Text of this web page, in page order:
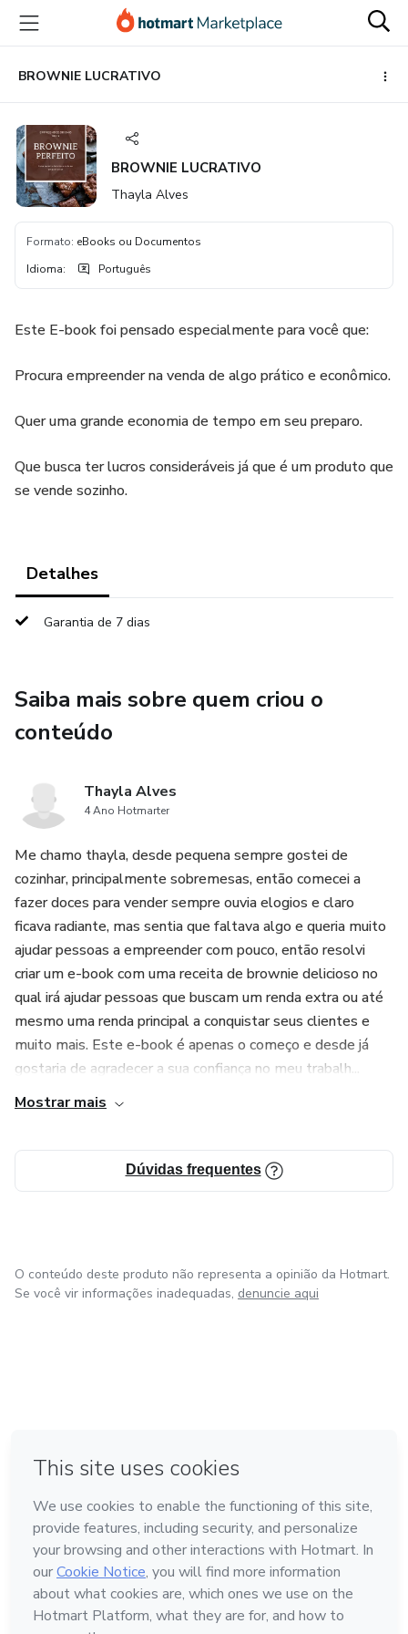
para
conteúdo
principal
para
pagamento
para
rodapé
BROWNIE LUCRATIVO
BROWNIE LUCRATIVO
Thayla Alves
Formato: eBooks ou Documentos
Idioma: Português
Este E-book foi pensado especialmente para você que:
Procura empreender na venda de algo prático e econômico.
Quer uma grande economia de tempo em seu preparo.
Que busca ter lucros consideráveis já que é um produto que
se vende sozinho.
Detalhes
Garantia de 7 dias
Saiba mais sobre quem criou o
conteúdo
Thayla Alves
4 Ano Hotmarter
Me chamo thayla, desde pequena sempre gostei de
cozinhar, principalmente sobremesas, então comecei a
fazer doces para vender sempre ouvia elogios e claro
ficava radiante, mas sentia que faltava algo e queria muito
ajudar pessoas a empreender com pouco, então resolvi
criar um e-book com uma receita de brownie delicioso no
qual irá ajudar pessoas que buscam um renda extra ou até
mesmo uma renda principal a conquistar seus clientes e
muito mais. Este e-book é apenas o começo e desde já
gostaria de agradecer a sua confiança no meu trabalh...
Mostrar mais
Dúvidas frequentes
O conteúdo deste produto não representa a opinião da Hotmart.
Se você vir informações inadequadas, denuncie aqui
Feito com ❤ na Cidade do México
Conheça a Hotmart
Idioma